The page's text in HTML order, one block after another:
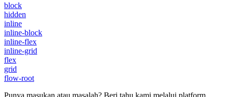
block
hidden
inline
inline-block
inline-flex
inline-grid
flex
grid
flow-root
Punya masukan atau masalah? Beri tahu kami melalui platform